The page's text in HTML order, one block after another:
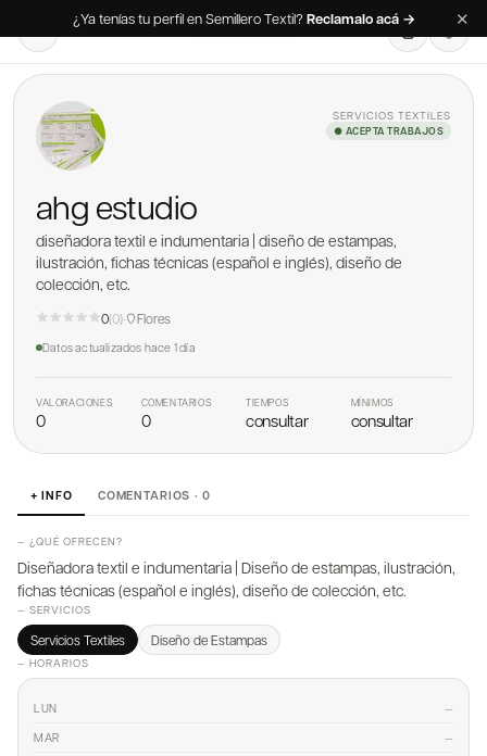
¿Ya tenías tu perfil en Semillero Textil? Reclamalo acá → ✕
SERVICIOS TEXTILES
● ACEPTA TRABAJOS
ahg estudio
diseñadora textil e indumentaria | diseño de estampas,
ilustración, fichas técnicas (español e inglés), diseño de
colección, etc.
0(0)· Flores
Datos actualizados hace 1 día
VALORACIONES
0
COMENTARIOS
0
TIEMPOS
consultar
MÍNIMOS
consultar
+ INFO COMENTARIOS · 0
— ¿QUÉ OFRECEN?
Diseñadora textil e indumentaria | Diseño de estampas, ilustración,
fichas técnicas (español e inglés), diseño de colección, etc.
— SERVICIOS
Servicios Textiles Diseño de Estampas
— HORARIOS
LUN —
MAR —